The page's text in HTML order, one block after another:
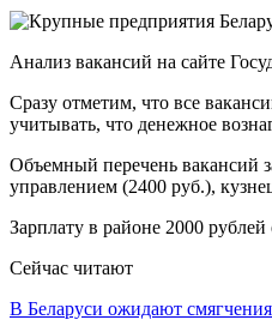
Анализ вакансий на сайте
Сразу отметим, что все
учитывать, что денежное
Объемный перечень вакансий
управлением (2400 руб.),
Зарплату в районе 2000
Сейчас читают
В Беларуси ожидают